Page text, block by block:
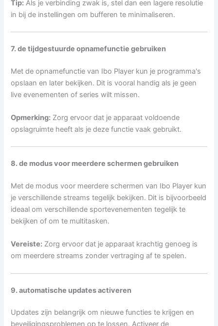
Tip: Als je verbinding zwak is, stel dan een lagere resolutie
in bij de instellingen om bufferen te minimaliseren.
7. de tijdgestuurde opnamefunctie gebruiken
Met de opnamefunctie van Ibo Player kun je programma's
opslaan en later bekijken. Dit is vooral handig als je geen
live evenementen of series wilt missen.
Opmerking: Zorg ervoor dat je apparaat voldoende
opslagruimte heeft als je deze functie vaak gebruikt.
8. de modus voor meerdere schermen gebruiken
Met de modus voor meerdere schermen van Ibo Player kun
je verschillende streams tegelijk bekijken. Dit is bijvoorbeeld
ideaal om verschillende sportevenementen tegelijk te
bekijken of om te multitasken.
Vereiste: Zorg ervoor dat je apparaat krachtig genoeg is
om meerdere streams zonder vertraging af te spelen.
9. automatische updates activeren
Updates zijn belangrijk om nieuwe functies te krijgen en